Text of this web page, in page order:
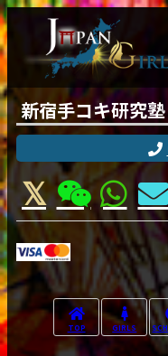
新宿手コキ研究塾
TOP GIRLS